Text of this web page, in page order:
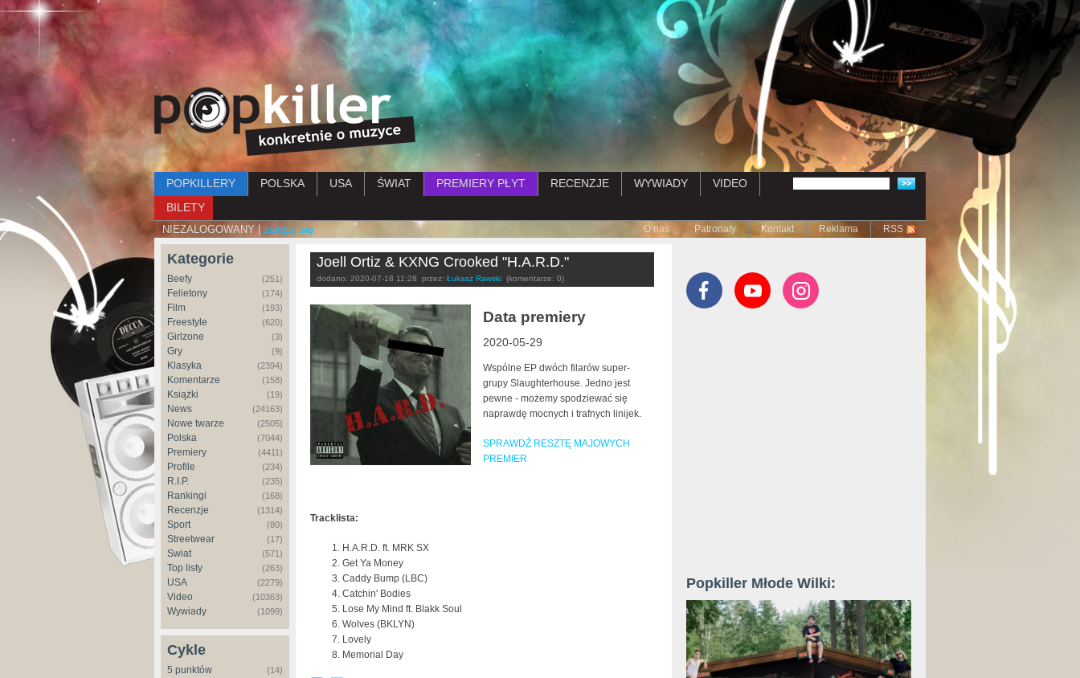
Przejdź do treści
Menu główne
POPKILLERY POLSKA USA ŚWIAT PREMIERY PŁYT RECENZJE WYWIADY
VIDEO
BILETY
NIEZALOGOWANY | zaloguj się Submenu
O nas Patronaty Kontakt Reklama RSS
Kategorie
Beefy (251)
Felietony (174)
Film (193)
Freestyle (620)
Girlzone (3)
Gry (9)
Klasyka (2394)
Komentarze (158)
Książki (19)
News (24163)
Nowe twarze (2505)
Polska (7044)
Premiery (4411)
Profile (234)
R.I.P. (235)
Rankingi (168)
Recenzje (1314)
Sport (80)
Streetwear (17)
Świat (571)
Top listy (263)
USA (2279)
Video (10363)
Wywiady (1099)
Cykle
5 punktów (14)
Joell Ortiz & KXNG Crooked "H.A.R.D."
dodano: 2020-07-18 11:28 przez: Łukasz Rawski (komentarze: 0)
Data premiery
2020-05-29
Wspólne EP dwóch filarów super-
grupy Slaughterhouse. Jedno jest
pewne - możemy spodziewać się
naprawdę mocnych i trafnych linijek.
SPRAWDŹ RESZTĘ MAJOWYCH
PREMIER
Tracklista:
H.A.R.D. ft. MRK SX
Get Ya Money
Caddy Bump (LBC)
Catchin' Bodies
Lose My Mind ft. Blakk Soul
Wolves (BKLYN)
Lovely
Memorial Day
Popkiller Młode Wilki: